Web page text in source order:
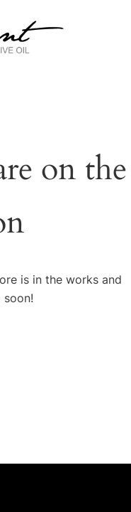
on the
is in the works and
soon!